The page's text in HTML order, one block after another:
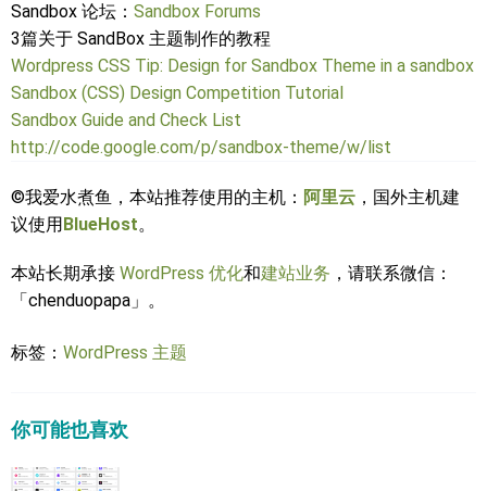
Sandbox 论坛： Sandbox Forums
3篇关于 SandBox 主题制作的教程
Wordpress CSS Tip: Design for Sandbox Theme in a sandbox
Sandbox (CSS) Design Competition Tutorial
Sandbox Guide and Check List
http://code.google.com/p/sandbox-theme/w/list
©我爱水煮鱼，本站推荐使用的主机： 阿里云 ，国外主机建
议使用BlueHost。
本站长期承接 WordPress 优化和建站业务 ，请联系微信：
「chenduopapa」。
标签： WordPress 主题
你可能也喜欢